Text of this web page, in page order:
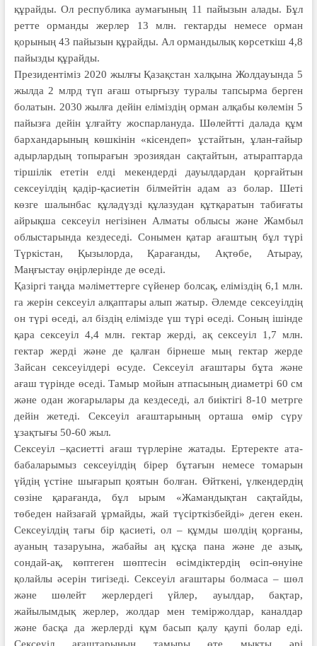
құрайды. Ол республика аумағының 11 пайызын алады. Бұл
ретте орманды жерлер 13 млн. гектарды немесе орман
қорының 43 пайызын құрайды. Ал ормандылық көрсеткіш 4,8
пайызды құрайды.
Президентіміз 2020 жылғы Қазақстан халқына Жолдауында 5
жылда 2 млрд түп ағаш отырғызу туралы тапсырма берген
болатын. 2030 жылға дейін еліміздің орман алқабы көлемін 5
пайызға дейін ұлғайту жоспарлануда. Шөлейтті далада құм
бархандарының көшкінін «кісендеп» ұстайтын, ұлан-ғайыр
адырлардың топырағын эрозиядан сақтайтын, атыраптарда
тіршілік ететін елді мекендерді дауылдардан қорғайтын
сексеуілдің қадір-қасиетін білмейтін адам аз болар. Шеті
көзге шалынбас құладүзді құлазудан құтқаратын табиғаты
айрықша сексеуіл негізінен Алматы облысы және Жамбыл
облыстарында кездеседі. Сонымен қатар ағаштың бұл түрі
Түркістан, Қызылорда, Қарағанды, Ақтөбе, Атырау,
Маңғыстау өңірлерінде де өседі.
Қазіргі таңда мәліметтерге сүйенер болсақ, еліміздің 6,1 млн.
га жерін сексеуіл алқаптары алып жатыр. Әлемде сексеуілдің
он түрі өседі, ал біздің елімізде үш түрі өседі. Соның ішінде
қара сексеуіл 4,4 млн. гектар жерді, ақ сексеуіл 1,7 млн.
гектар жерді және де қалған бірнеше мың гектар жерде
Зайсан сексеуілдері өсуде. Сексеуіл ағаштары бұта және
ағаш түрінде өседі. Тамыр мойын атпасының диаметрі 60 см
және одан жоғарылары да кездеседі, ал биіктігі 8-10 метрге
дейін жетеді. Сексеуіл ағаштарының орташа өмір сүру
ұзақтығы 50-60 жыл.
Сексеуіл –қасиетті ағаш түрлеріне жатады. Ертеректе ата-
бабаларымыз сексеуілдің бірер бұтағын немесе томарын
үйдің үстіне шығарып қоятын болған. Өйткені, үлкендердің
сөзіне қарағанда, бұл ырым «Жамандықтан сақтайды,
төбеден найзағай ұрмайды, жай түсірткізбейді» деген екен.
Сек­сеуілдің тағы бір қасиеті, ол – құмды шөлдің қорғаны,
ауаның тазаруына, жабайы аң құсқа пана және де азық,
сондай-ақ, көптеген шөптесін өсімдіктердің өсіп-өнуіне
қолайлы әсерін тигізеді. Сексеуіл ағаштары болмаса – шөл
және шөлейт жерлердегі үйлер, ауылдар, бақтар,
жайылымдық жерлер, жолдар мен теміржолдар, каналдар
және басқа да жерлерді құм басып қалу қаупі болар еді.